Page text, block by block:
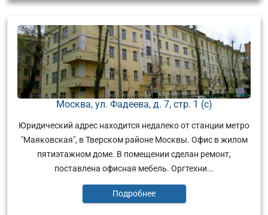
Москва, ул. Фадеева, д. 7, стр. 1 (с)
Юридический адрес находится недалеко от станции метро
"Маяковская", в Тверском районе Москвы. Офис в жилом
пятиэтажном доме. В помещении сделан ремонт,
поставлена офисная мебель. Оргтехни...
Подробнее